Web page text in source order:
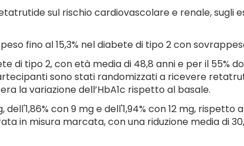
sul rischio cardiovascolare e renale, sugli
fino al 15,3% nel diabete di tipo 2 con
di tipo 2, con età media di 48,8 anni e per il 55%
sono stati randomizzati a ricevere
la variazione dell’HbA1c rispetto al basale.
con 9 mg e dell'1,94% con 12 mg,
in misura marcata, con una riduzione media di